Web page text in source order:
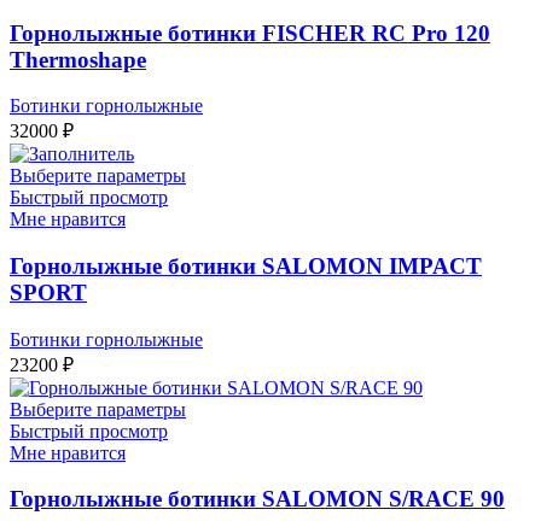
Горнолыжные ботинки FISCHER RC Pro 120
Thermoshape
Ботинки горнолыжные
32000 ₽
Выберите параметры
Быстрый просмотр
Мне нравится
Горнолыжные ботинки SALOMON IMPACT
SPORT
Ботинки горнолыжные
23200 ₽
Выберите параметры
Быстрый просмотр
Мне нравится
Горнолыжные ботинки SALOMON S/RACE 90